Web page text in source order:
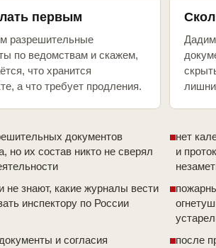
первым
разрешительные
по ведомствам и скажем,
что хранится
а что требует продления.
документов
но их состав никто не сверял
нет
и
не знают, какие журналы вести
инспектору по России
и согласия
после